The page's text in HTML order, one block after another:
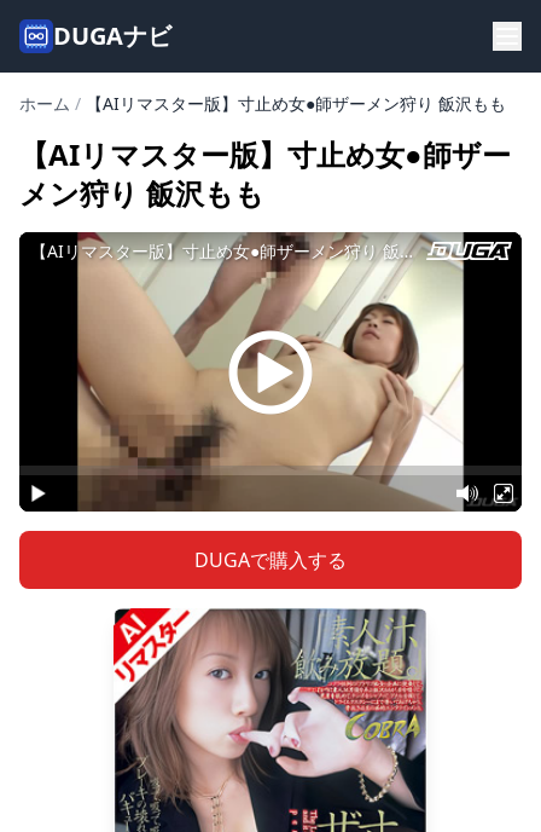
DUGAナビ
ホーム / 【AIリマスター版】寸止め女●師ザーメン狩り 飯沢もも
【AIリマスター版】寸止め女●師ザー
メン狩り 飯沢もも
DUGAで購入する